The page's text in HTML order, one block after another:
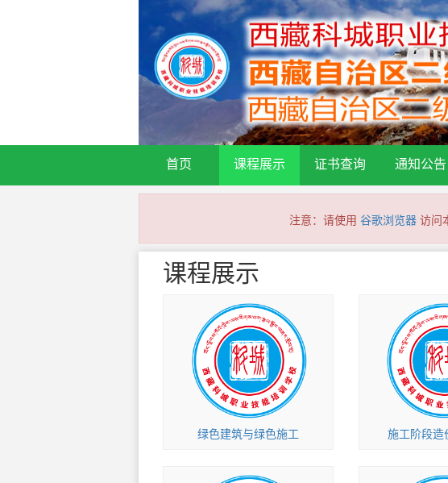
首页 课程展示 证书查询 通知公告
注意：请使用 谷歌浏览器访问
课程展示
绿色建筑与绿色施工 施工阶段造